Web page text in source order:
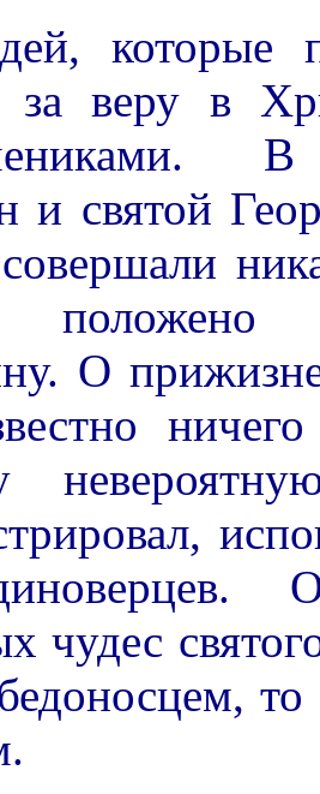
которые
за веру в
и святой
положено
О
чудес